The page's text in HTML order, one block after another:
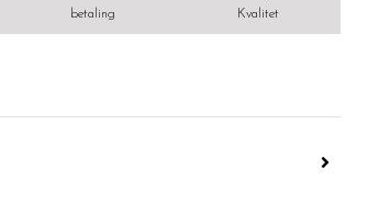
betaling Kvalitet